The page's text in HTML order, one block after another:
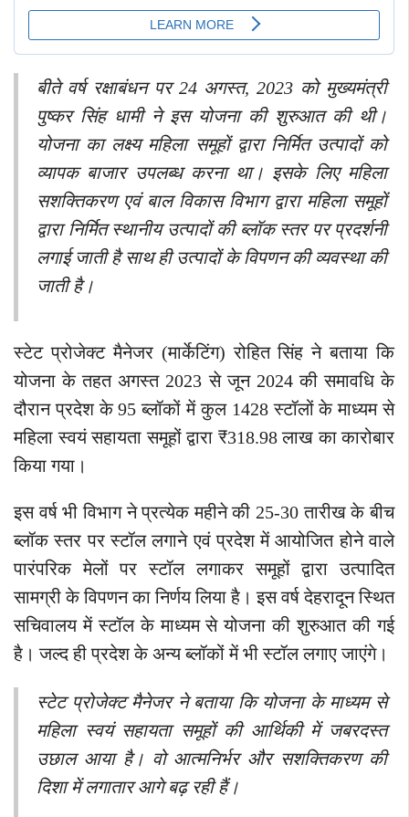
बीते वर्ष रक्षाबंधन पर 24 अगस्त, 2023 को मुख्यमंत्री
पुष्कर सिंह धामी ने इस योजना की शुरुआत की थी।
योजना का लक्ष्य महिला समूहों द्वारा निर्मित उत्पादों को
व्यापक बाजार उपलब्ध करना था। इसके लिए महिला
सशक्तिकरण एवं बाल विकास विभाग द्वारा महिला समूहों
द्वारा निर्मित स्थानीय उत्पादों की ब्लॉक स्तर पर प्रदर्शनी
लगाई जाती है साथ ही उत्पादों के विपणन की व्यवस्था की
जाती है।
स्टेट प्रोजेक्ट मैनेजर (मार्केटिंग) रोहित सिंह ने बताया कि
योजना के तहत अगस्त 2023 से जून 2024 की समावधि के
दौरान प्रदेश के 95 ब्लॉकों में कुल 1428 स्टॉलों के माध्यम से
महिला स्वयं सहायता समूहों द्वारा ₹318.98 लाख का कारोबार
किया गया।
इस वर्ष भी विभाग ने प्रत्येक महीने की 25-30 तारीख के बीच
ब्लॉक स्तर पर स्टॉल लगाने एवं प्रदेश में आयोजित होने वाले
पारंपरिक मेलों पर स्टॉल लगाकर समूहों द्वारा उत्पादित
सामग्री के विपणन का निर्णय लिया है। इस वर्ष देहरादून स्थित
सचिवालय में स्टॉल के माध्यम से योजना की शुरुआत की गई
है। जल्द ही प्रदेश के अन्य ब्लॉकों में भी स्टॉल लगाए जाएंगे।
स्टेट प्रोजेक्ट मैनेजर ने बताया कि योजना के माध्यम से
महिला स्वयं सहायता समूहों की आर्थिकी में जबरदस्त
उछाल आया है। वो आत्मनिर्भर और सशक्तिकरण की
दिशा में लगातार आगे बढ़ रही हैं।